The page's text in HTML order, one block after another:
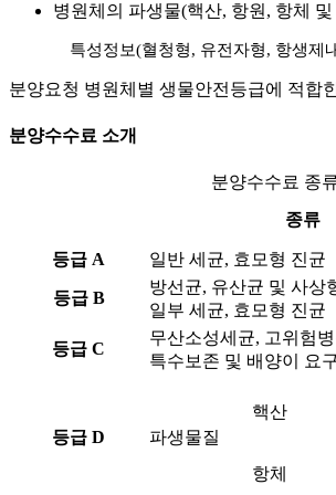
병원체의 파생물(핵산, 항원, 항체
특성정보(혈청형, 유전자형, 항생제
분양요청 병원체별 생물안전등급에 적합
분양수수료 소개
분양수수료 종
종류
등급 A
일반 세균, 효모형 진균
등급 B
방선균, 유산균 및 사상
일부 세균, 효모형 진균
등급 C
무산소성세균, 고위험
특수보존 및 배양이 요
등급 D 파생물질
핵산
항체